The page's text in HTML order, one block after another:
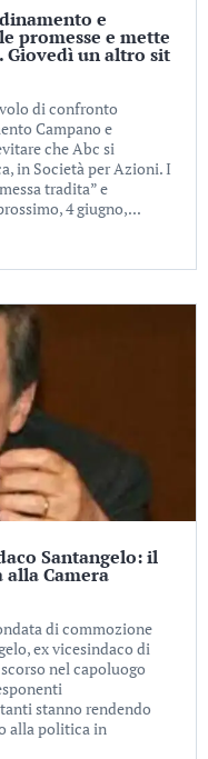
e
promesse e mette
Giovedì un altro sit
di confronto
Campano e
che Abc si
in Società per Azioni. I
tradita” e
4 giugno,...
Santangelo: il
Camera
di commozione
ex vicesindaco di
nel capoluogo
stanno rendendo
alla politica in